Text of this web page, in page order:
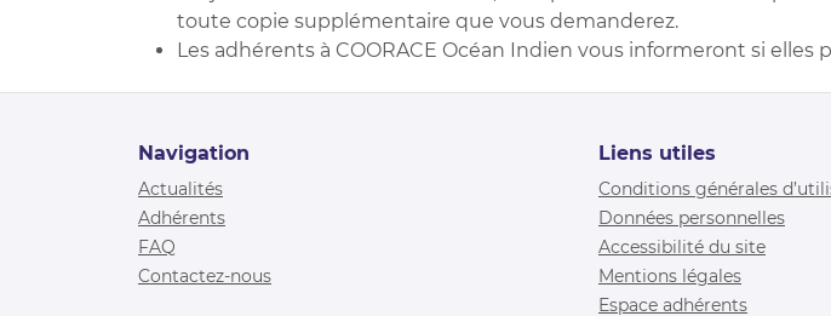
toute copie supplémentaire que vous demanderez.
Les adhérents à COORACE Océan Indien vous informeront si
Navigation
Actualités
Adhérents
FAQ
Contactez-nous
Liens utiles
Conditions générales
Données personnelles
Accessibilité du site
Mentions légales
Espace adhérents